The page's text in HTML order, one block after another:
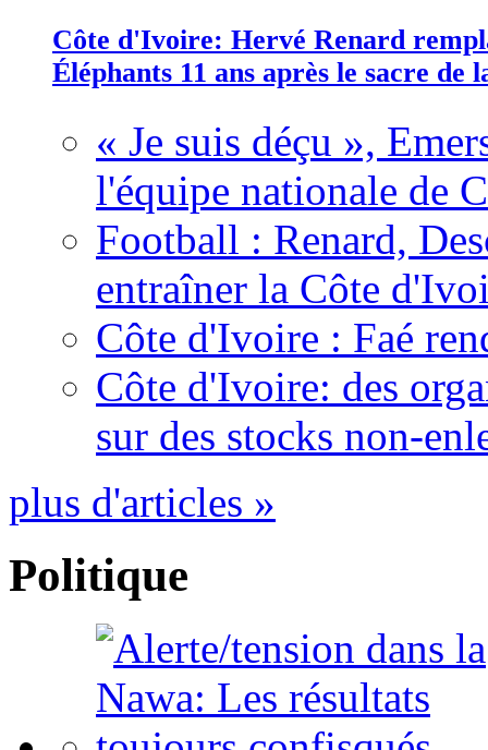
Côte d'Ivoire: Hervé Renard
Éléphants 11 ans après le sacre de
« Je suis déçu »,
l'équipe nationale de
Football : Renard,
entraîner la Côte
Côte d'Ivoire : Faé
Côte d'Ivoire: des
sur des stocks non-
plus d'articles »
Politique